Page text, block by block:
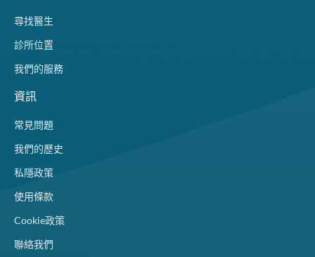
尋找醫生
診所位置
我們的服務
資訊
常見問題
我們的歷史
私隱政策
使用條款
Cookie政策
聯絡我們